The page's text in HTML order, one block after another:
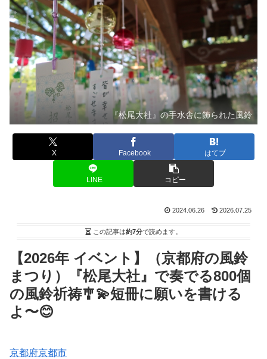
『松尾大社』の手水舎に飾られた風鈴
X Facebook はてブ
LINE コピー
2024.06.26 2026.07.25
この記事は約7分で読めます。
【2026年 イベント】（京都府の風鈴
まつり）『松尾大社』で奏でる800個
の風鈴祈祷🎐💫短冊に願いを書ける
よ〜😊
京都府京都市